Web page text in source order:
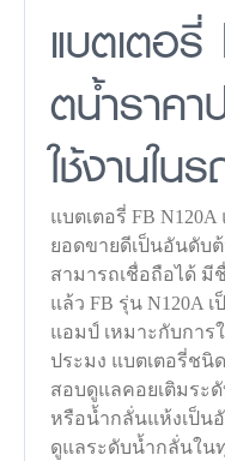
แบตเตอ
ตน้ำราค
ใช้งานใน
แบตเตอรี่ FB
ยอดขายดีเป็นอันดับ
สามารถเชื่อถือได้ มี
แล้ว FB รุ่น N120A
แอมป์ เหมาะกับการ
ประมง แบตเตอรี่ชนิ
สอบดูแลคอยเติมระ
หรือน้ำกลั่นแห้งเป็น
ดูแลระดับน้ำกลั่นใน